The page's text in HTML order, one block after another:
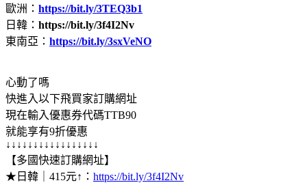
歐洲： https://bit.ly/3TEQ3b1
日韓： https://bit.ly/3f4I2Nv
東南亞： https://bit.ly/3sxVeNO
心動了嗎
快進入以下飛買家訂購網址
現在輸入優惠券代碼TTB90
就能享有9折優惠
↓↓↓↓↓↓↓↓↓↓↓↓↓↓↓↓↓
【多國快速訂購網址】
★日韓｜415元↑： https://bit.ly/3f4I2Nv